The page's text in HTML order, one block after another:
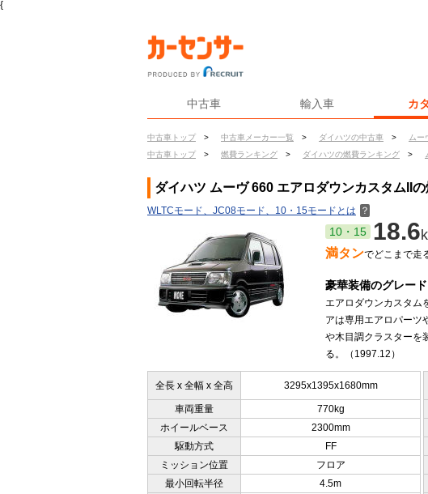
{
中古車 輸入車 カ
中古車トップ > 中古車メーカー一覧 > ダイハツの中古車 > ムー
中古車トップ
> 燃費ランキング > ダイハツの燃費ランキング >
ダイハツ ムーヴ 660 エアロダウンカスタムII
WLTCモード、JC08モード、10・15モードとは ？
10・15 18.6
満タンでどこまで走
豪華装備のグレー
エアロダウンカスタム
アは専用エアロパーツ
や木目調クラスターを
る。（1997.12）
全長 x 全幅 x 全高 3295x1395x1680mm
車両重量 770kg
ホイールベース
2300mm
駆動方式
FF
ミッション位置
フロア
最小回転半径
4.5m